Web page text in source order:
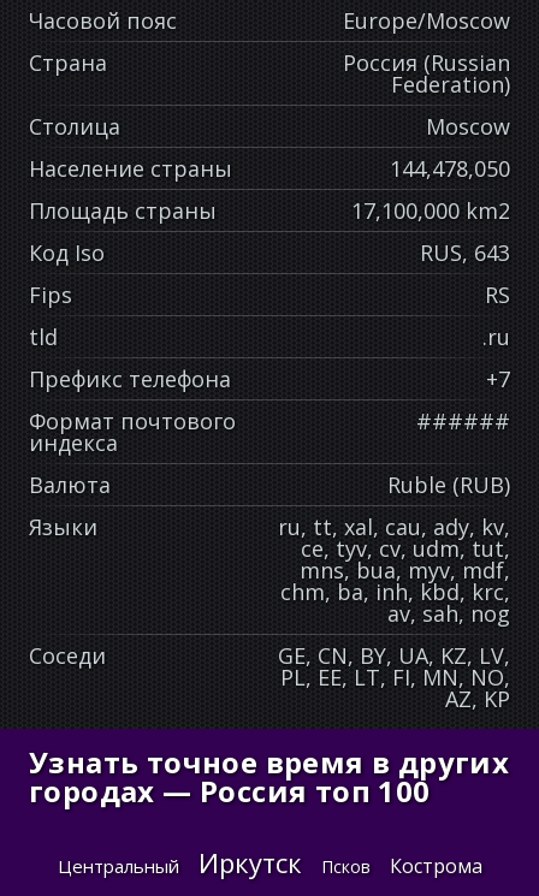
Часовой пояс
Europe/Moscow
Страна
Россия (Russian
Federation)
Столица
Moscow
Население страны
144,478,050
Площадь страны
17,100,000 km2
Код Iso
RUS, 643
Fips
RS
tld
.ru
Префикс телефона
+7
Формат почтового
индекса
######
Валюта
Ruble (RUB)
Языки
ru, tt, xal, cau, ady, kv,
ce, tyv, cv, udm, tut,
mns, bua, myv, mdf,
chm, ba, inh, kbd, krc,
av, sah, nog
Соседи
GE, CN, BY, UA, KZ, LV,
PL, EE, LT, FI, MN, NO,
AZ, KP
Узнать точное время в других
городах — Россия топ 100
Центральный Иркутск Псков Кострома